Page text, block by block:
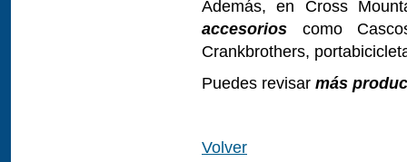
Además, en Cross
accesorios como
Crankbrothers,
Puedes revisar más
Volver